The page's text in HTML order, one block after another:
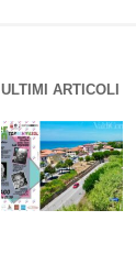
ULTIMI ARTICOLI